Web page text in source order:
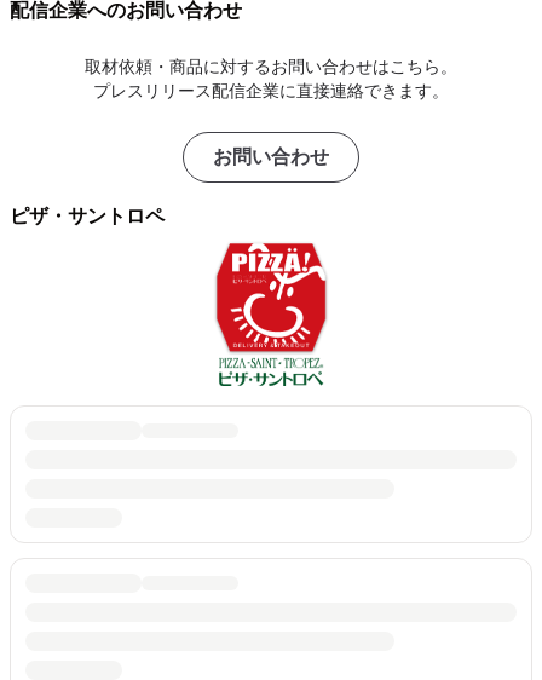
配信企業へのお問い合わせ
取材依頼・商品に対するお問い合わせはこちら。
プレスリリース配信企業に直接連絡できます。
お問い合わせ
ピザ・サントロペ